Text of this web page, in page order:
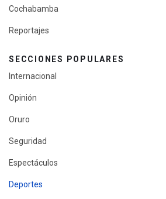
Cochabamba
Reportajes
SECCIONES POPULARES
Internacional
Opinión
Oruro
Seguridad
Espectáculos
Deportes